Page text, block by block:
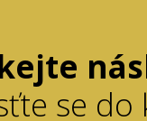
se do